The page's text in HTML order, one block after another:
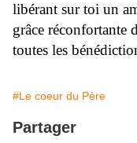
libérant sur toi un
grâce réconfortante
toutes les
#Le coeur du Père
Partager